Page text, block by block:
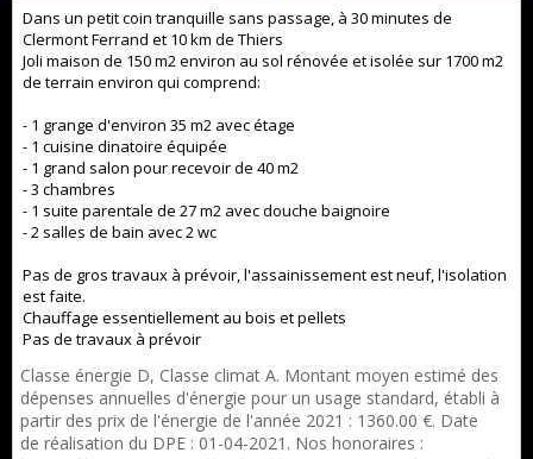
Dans un petit coin tranquille sans passage, à 30 minutes de
Clermont Ferrand et 10 km de Thiers
Joli maison de 150 m2 environ au sol rénovée et isolée sur 1700 m2
de terrain environ qui comprend:
- 1 grange d'environ 35 m2 avec étage
- 1 cuisine dinatoire équipée
- 1 grand salon pour recevoir de 40 m2
- 3 chambres
- 1 suite parentale de 27 m2 avec douche baignoire
- 2 salles de bain avec 2 wc
Pas de gros travaux à prévoir, l'assainissement est neuf, l'isolation
est faite.
Chauffage essentiellement au bois et pellets
Pas de travaux à prévoir
Classe énergie D, Classe climat A. Montant moyen estimé des
dépenses annuelles d'énergie pour un usage standard, établi à
partir des prix de l'énergie de l'année 2021 : 1360.00 €. Date
de réalisation du DPE : 01-04-2021. Nos honoraires :